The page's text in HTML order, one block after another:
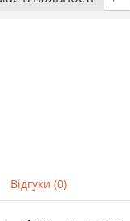
Відгуки (0)